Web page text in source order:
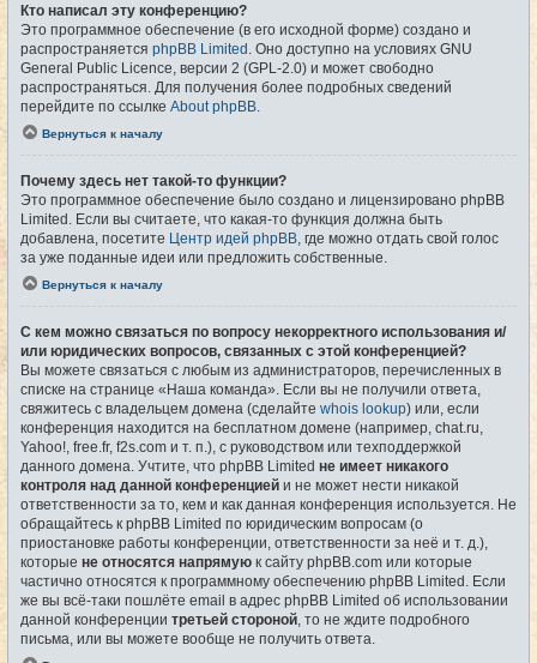
Кто написал эту конференцию?
Это программное обеспечение (в его исходной форме) создано и
распространяется phpBB Limited . Оно доступно на условиях GNU
General Public Licence, версии 2 (GPL-2.0) и может свободно
распространяться. Для получения более подробных сведений
перейдите по ссылке About phpBB
Вернуться к началу
Почему здесь нет такой-то функции?
Это программное обеспечение было создано и лицензировано phpBB
Limited. Если вы считаете, что какая-то функция должна быть
добавлена, посетите Центр идей phpBB , где можно отдать свой голос
за уже поданные идеи или предложить собственные.
Вернуться к началу
С кем можно связаться по вопросу некорректного использования и/
или юридических вопросов, связанных с этой конференцией?
Вы можете связаться с любым из администраторов, перечисленных в
списке на странице «Наша команда». Если вы не получили ответа,
свяжитесь с владельцем домена (сделайте whois lookup) или, если
конференция находится на бесплатном домене (например, chat.ru,
Yahoo!, free.fr, f2s.com и т. п.), с руководством или техподдержкой
данного домена. Учтите, что phpBB Limited не имеет никакого
контроля над данной конференцией и не может нести никакой
ответственности за то, кем и как данная конференция используется. Не
обращайтесь к phpBB Limited по юридическим вопросам (о
приостановке работы конференции, ответственности за неё и т. д.),
которые не относятся напрямую к сайту phpBB.com или которые
частично относятся к программному обеспечению phpBB Limited. Если
же вы всё-таки пошлёте email в адрес phpBB Limited об использовании
данной конференции третьей стороной , то не ждите подробного
письма, или вы можете вообще не получить ответа.